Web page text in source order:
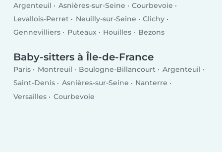
Argenteuil Asnières-sur-Seine
Courbevoie
Levallois-Perret
Neuilly-sur-Seine
Clichy
Gennevilliers
Puteaux Houilles Bezons
Baby-sitters à Île-de-France
Paris Montreuil Boulogne-Billancourt
Argenteuil
Saint-Denis
Asnières-sur-Seine
Nanterre
Versailles
Courbevoie